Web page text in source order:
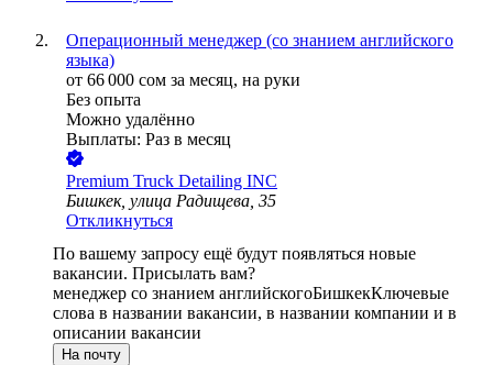
Операционный менеджер (со знанием английского
языка)
от 66 000 сом за месяц, на руки
Без опыта
Можно удалённо
Выплаты: Раз в месяц
Premium Truck Detailing INC
Бишкек, улица Радищева, 35
Откликнуться
По вашему запросу ещё будут появляться новые
вакансии. Присылать вам?
менеджер со знанием английскогоБишкекКлючевые
слова в названии вакансии, в названии компании и в
описании вакансии
На почту